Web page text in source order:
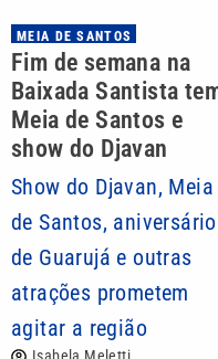
MEIA DE SANTOS
Fim de semana na
Baixada Santista
Meia de Santos e
show do Djavan
Show do Djavan, Meia
de Santos, aniversário
de Guarujá e outras
atrações prometem
agitar a região